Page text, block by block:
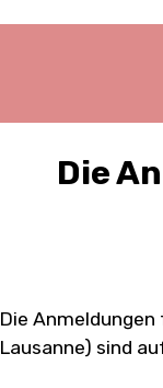
Die
Die
Lausanne) sind